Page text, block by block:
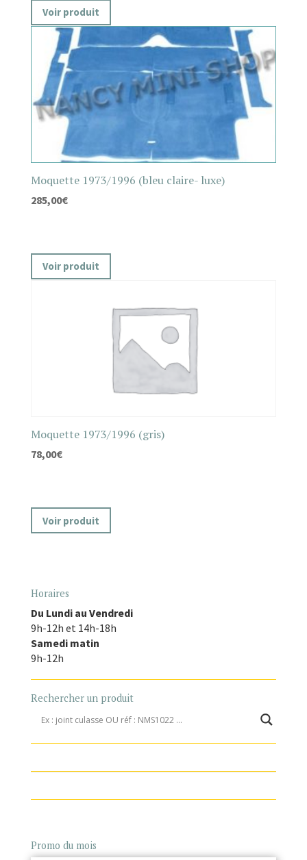
Voir produit
Moquette 1973/1996 (bleu claire- luxe)
285,00€
Voir produit
Moquette 1973/1996 (gris)
78,00€
Voir produit
Horaires
Du Lundi au Vendredi
9h-12h et 14h-18h
Samedi matin
9h-12h
Rechercher un produit
Promo du mois